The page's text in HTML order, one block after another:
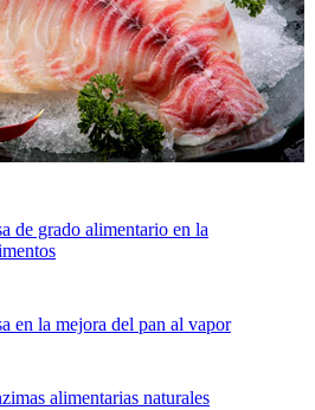
de grado alimentario en la
en la mejora del pan al vapor
alimentarias naturales